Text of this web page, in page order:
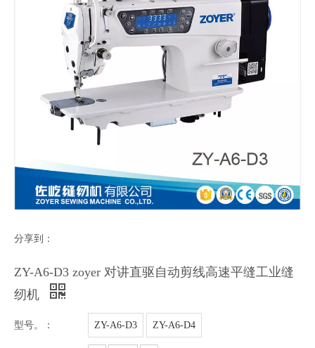
分享到：
ZY-A6-D3 zoyer 对讲直驱自动剪线高速平缝工业缝
纫机
型号。： ZY-A6-D3 ZY-A6-D4